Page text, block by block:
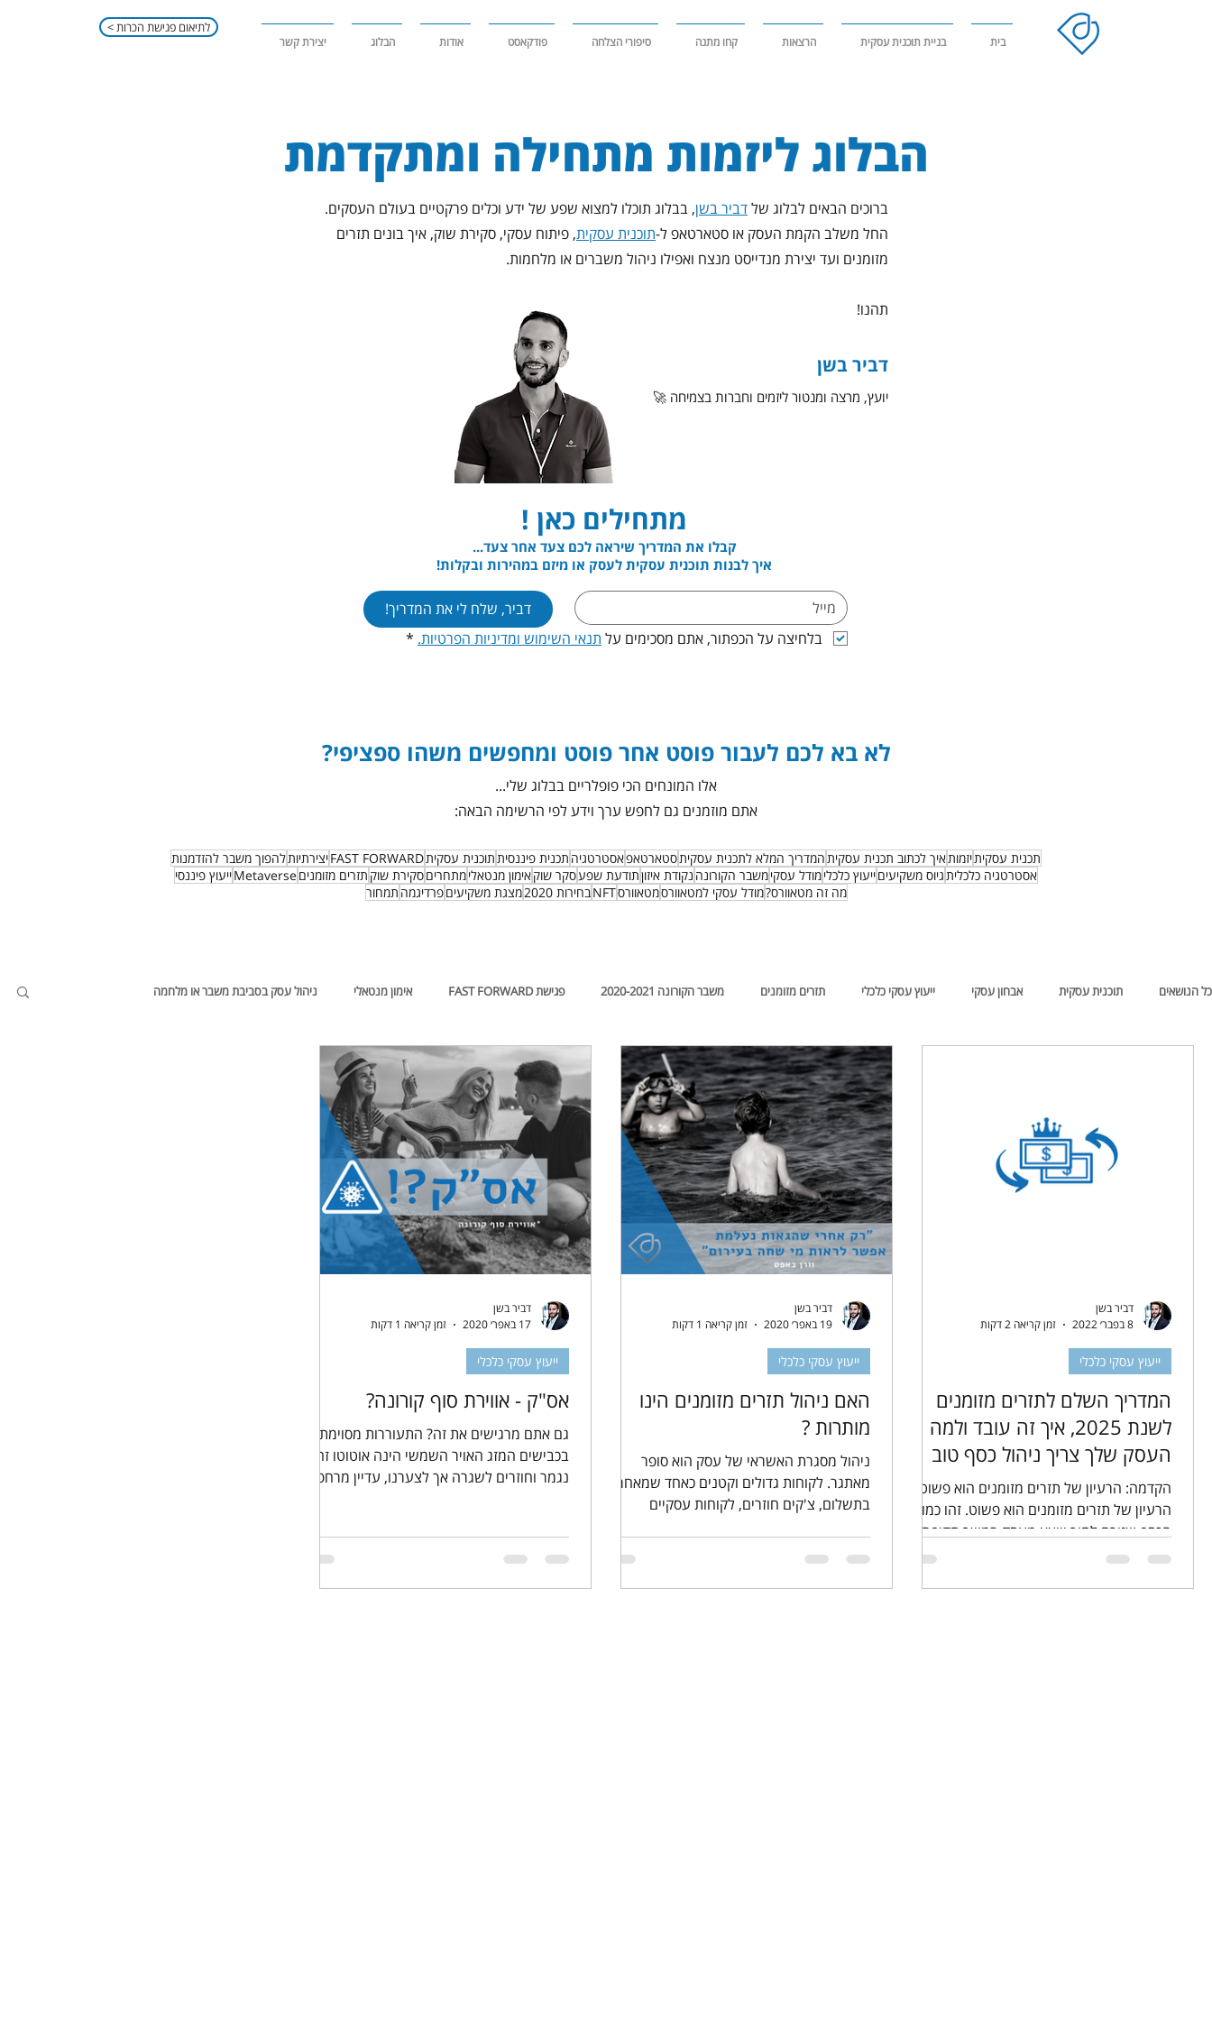
< לתיאום פגישת הכרות
בית בניית תוכנית עסקית הרצאות קחו מתנה סיפורי הצלחה פודקאסט אודות הבלוג יצירת קשר
הבלוג ליזמות מתחילה ומתקדמת
ברוכים הבאים לבלוג שלדביר בשן, בבלוג תוכלו למצוא שפע של ידע וכלים פרקטיים בעולם העסקים.
החל משלב הקמת העסק או סטארטאפ ל-תוכנית עסקית, פיתוח עסקי, סקירת שוק, איך בונים תזרים
מזומנים ועד יצירת מנדייסט מנצח ואפילו ניהול משברים או מלחמות.
תהנו!
דביר בשן
יועץ, מרצה ומנטור ליזמים וחברות בצמיחה 🚀
מתחילים כאן !
קבלו את המדריך שיראה לכם צעד אחר צעד...
איך לבנות תוכנית עסקית לעסק או מיזם במהירות ובקלות!
דביר, שלח לי את המדריך!
בלחיצה על הכפתור, אתם מסכימים על תנאי השימוש ומדיניות הפרטיות. *
לא בא לכם לעבור פוסט אחר פוסט ומחפשים משהו ספציפי?
אלו המונחים הכי פופלריים בבלוג שלי...
אתם מוזמנים גם לחפש ערך וידע לפי הרשימה הבאה:
תכנית עסקיתיזמותאיך לכתוב תכנית עסקיתהמדריך המלא לתכנית עסקיתסטארטאפאסטרטגיה תכנית פיננסיתתוכנית עסקיתFAST FORWARDיצירתיותלהפוך משבר להזדמנות
אסטרטגיה כלכליתגיוס משקיעיםייעוץ כלכלימודל עסקימשבר הקורונה נקודת איזוןתודעת שפעסקר שוקאימון מנטאלימתחריםסקירת שוק תזרים מזומנים Metaverseייעוץ פיננסי
מה זה מטאוורס?מודל עסקי למטאוורסמטאוורסNFTבחירות 2020 מצגת משקיעיםפרדיגמה תמחור
כל הנושאים תוכנית עסקית אבחון עסקי ייעוץ עסקי כלכלי תזרים מזומנים משבר הקורונה 2020-2021 פגישת FAST FORWARD אימון מנטאלי ניהול עסק בסביבת משבר או מלחמה
המדריך השלם לתזרים מזומנים
לשנת 2025, איך זה עובד ולמה
העסק שלך צריך ניהול כסף טוב
הקדמה: הרעיון של תזרים מזומנים הוא פשוט
הרעיון של תזרים מזומנים הוא פשוט. זהו כמות
הכסף שזורם לתוך ויוצא מעסק במשך תקופה
נתונה, בדרך כלל...
ייעוץ עסקי כלכלי
דביר בשן
8 בפבר׳ 2022
זמן קריאה 2 דקות
האם ניהול תזרים מזומנים הינו
מותרות ?
ניהול מסגרת האשראי של עסק הוא סופר
מאתגר. לקוחות גדולים וקטנים כאחד שמאחרים
בתשלום, צ'קים חוזרים, לקוחות עסקיים
ייעוץ עסקי כלכלי
דביר בשן
19 באפר׳ 2020
זמן קריאה 1 דקות
אס"ק - אווירת סוף קורונה?
גם אתם מרגישים את זה? התעוררות מסוימת
בכבישים המזג האויר השמשי הינה אוטוטו זה
נגמר וחוזרים לשגרה אך לצערנו, עדיין מרחפת
ייעוץ עסקי כלכלי
דביר בשן
17 באפר׳ 2020
זמן קריאה 1 דקות